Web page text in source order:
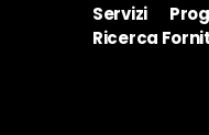
Servizi
Ricerca